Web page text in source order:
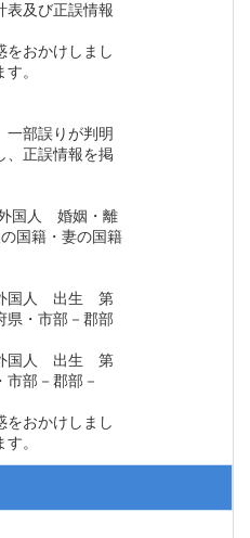
及び正誤情報
おかけしまし
。
部誤りが判明
、正誤情報を掲
人 婚姻・離
国籍・妻の国籍
国人 出生 第
・市部－郡部
国人 出生 第
部－郡部－
おかけしまし
。